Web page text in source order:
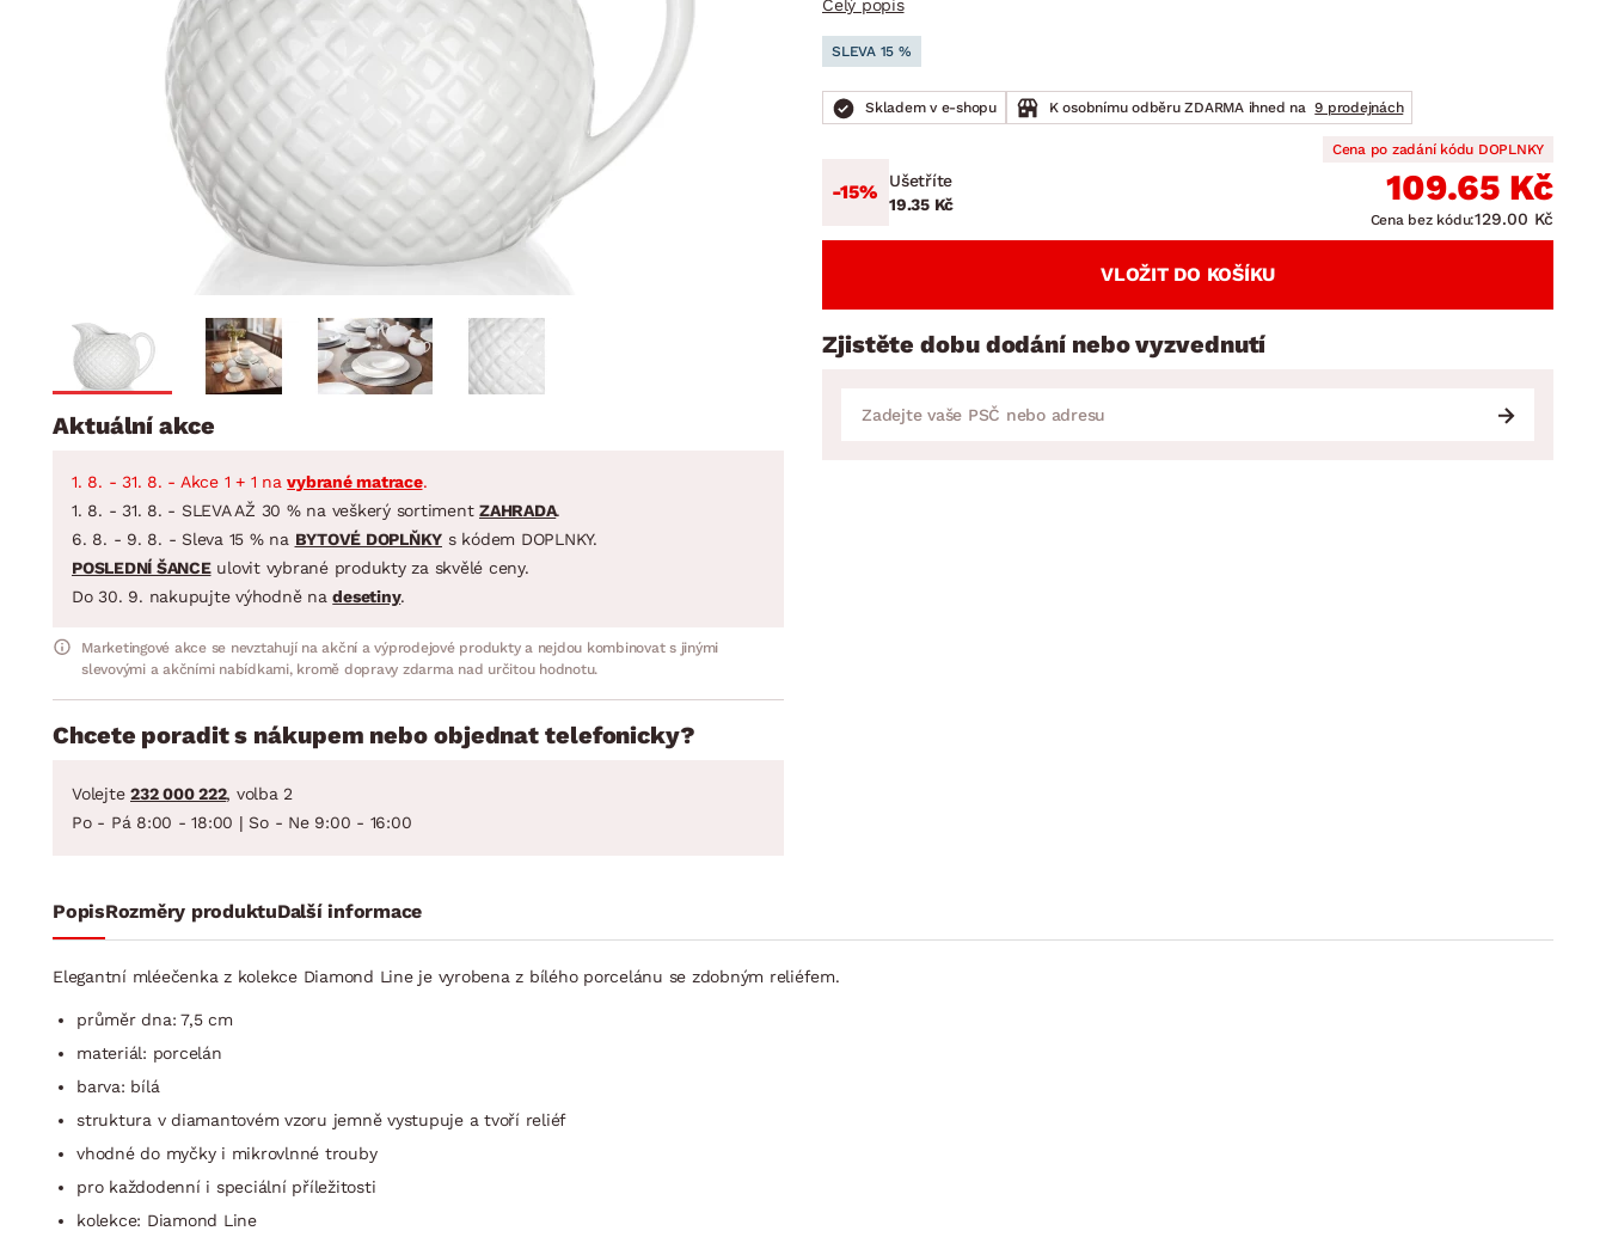
Dětský pokoj
Předsíň, šatna a chodba
Kuchyně
Koupelna
Zahrada
BYTOVÝ TEXTIL STOLOVÁNÍ A VAŘENÍ
Pánve
Zobrazit vše
DOMÁCÍ SPOTŘEBIČE
Koupelnové sestavy
Celý popis
SLEVA 15 %
Skladem v e-shopu K osobnímu odběru ZDARMA ihned na 9 prodejnách
-15%
Ušetříte
19.35 Kč
Cena po zadání kódu DOPLNKY
109.65 Kč
Cena bez kódu:129.00 Kč
VLOŽIT DO KOŠÍKU
Zjistěte dobu dodání nebo vyzvednutí
Aktuální akce
1. 8. - 31. 8. - Akce 1 + 1 navybrané matrace.
1. 8. - 31. 8. - SLEVA AŽ 30 % na veškerý sortiment ZAHRADA.
6. 8. - 9. 8. - Sleva 15 % na BYTOVÉ DOPLŇKY s kódem DOPLNKY.
POSLEDNÍ ŠANCEulovit vybrané produkty za skvělé ceny.
Do 30. 9. nakupujte výhodně nadesetiny.
Marketingové akce se nevztahují na akční a výprodejové produkty a nejdou kombinovat s jinými
slevovými a akčními nabídkami, kromě dopravy zdarma nad určitou hodnotu.
Chcete poradit s nákupem nebo objednat telefonicky?
Volejte 232 000 222, volba 2
Po - Pá 8:00 - 18:00 | So - Ne 9:00 - 16:00
PopisRozměry produktuDalší informace
Elegantní mléečenka z kolekce Diamond Line je vyrobena z bílého porcelánu se zdobným reliéfem.
průměr dna: 7,5 cm
materiál: porcelán
barva: bílá
struktura v diamantovém vzoru jemně vystupuje a tvoří reliéf
vhodné do myčky i mikrovlnné trouby
pro každodenní i speciální příležitosti
kolekce: Diamond Line